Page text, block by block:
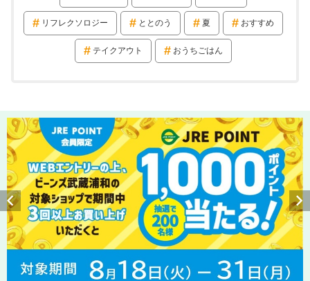
リフレクソロジー ととのう 夏 おすすめ
テイクアウト おうちごはん